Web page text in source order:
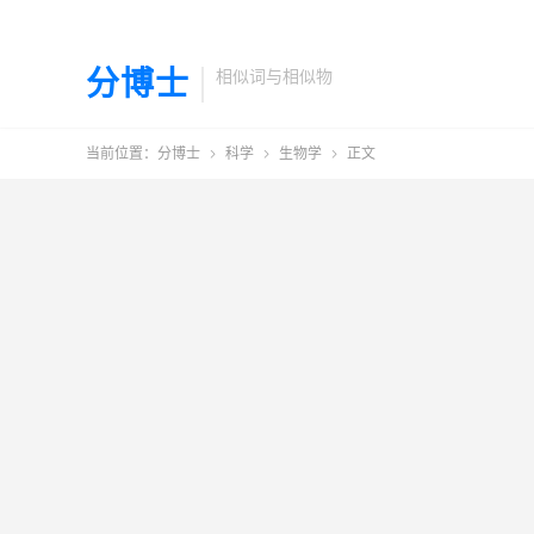
分博士 相似词与相似物
当前位置： 分博士  科学  生物学  正文